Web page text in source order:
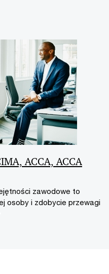
ACCA, ACCA
zawodowe to
osoby i zdobycie przewagi